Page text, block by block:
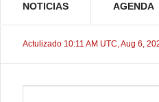
NOTICIAS AGENDA
Actulizado 10:11 AM UTC, Aug 6,